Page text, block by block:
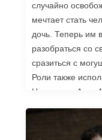
случайно
мечтает стать
дочь. Теперь им
разобраться со
сразиться с
Роли также
Надежда и Анна
«Хоттабыч»